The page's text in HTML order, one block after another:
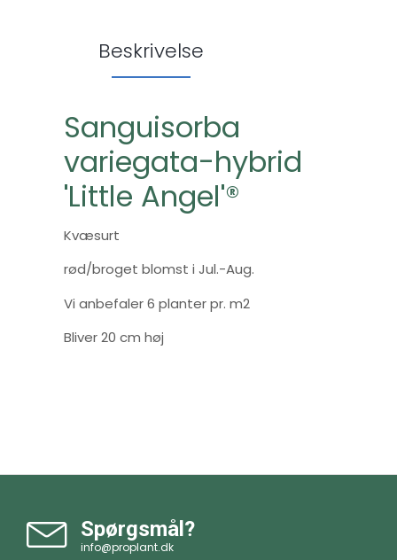
Beskrivelse
Sanguisorba
variegata-hybrid
'Little Angel'®
Kvæsurt
rød/broget blomst i Jul.-Aug.
Vi anbefaler 6 planter pr. m2
Bliver 20 cm høj
Spørgsmål?
info@proplant.dk